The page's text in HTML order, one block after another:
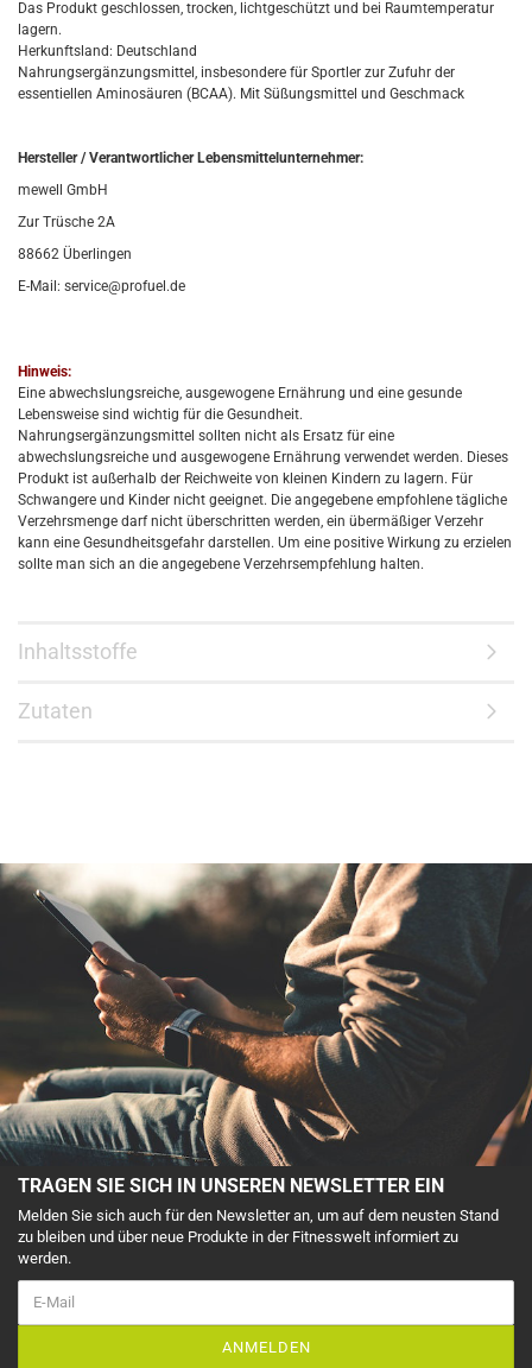
Das Produkt geschlossen, trocken, lichtgeschützt und bei Raumtemperatur
lagern.
Herkunftsland: Deutschland
Nahrungsergänzungsmittel, insbesondere für Sportler zur Zufuhr der
essentiellen Aminosäuren (BCAA). Mit Süßungsmittel und Geschmack
Hersteller / Verantwortlicher Lebensmittelunternehmer:
mewell GmbH
Zur Trüsche 2A
88662 Überlingen
E-Mail: service@profuel.de
Hinweis:
Eine abwechslungsreiche, ausgewogene Ernährung und eine gesunde
Lebensweise sind wichtig für die Gesundheit.
Nahrungsergänzungsmittel sollten nicht als Ersatz für eine
abwechslungsreiche und ausgewogene Ernährung verwendet werden. Dieses
Produkt ist außerhalb der Reichweite von kleinen Kindern zu lagern. Für
Schwangere und Kinder nicht geeignet. Die angegebene empfohlene tägliche
Verzehrsmenge darf nicht überschritten werden, ein übermäßiger Verzehr
kann eine Gesundheitsgefahr darstellen. Um eine positive Wirkung zu erzielen
sollte man sich an die angegebene Verzehrsempfehlung halten.
Inhaltsstoffe
Zutaten
TRAGEN SIE SICH IN UNSEREN NEWSLETTER EIN
Melden Sie sich auch für den Newsletter an, um auf dem neusten Stand
zu bleiben und über neue Produkte in der Fitnesswelt informiert zu
werden.
ANMELDEN